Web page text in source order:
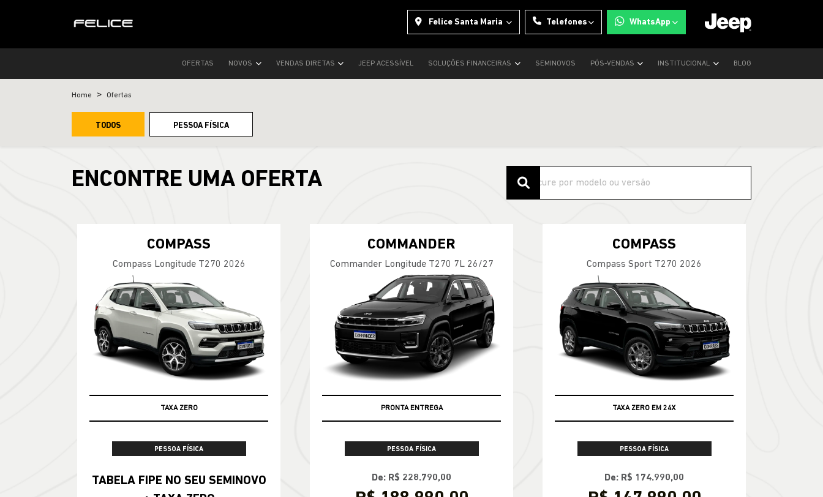
Felice Santa Maria Telefones WhatsApp
OFERTAS NOVOS VENDAS DIRETAS JEEP ACESSÍVEL SOLUÇÕES FINANCEIRAS SEMINOVOS PÓS-VENDAS INSTITUCIONAL BLOG
Home Ofertas
TODOS PESSOA FÍSICA
ENCONTRE UMA OFERTA
COMPASS
Compass Longitude T270 2026
TAXA ZERO
PESSOA FÍSICA
TABELA FIPE NO SEU SEMINOVO
COMMANDER
Commander Longitude T270 7L 26/27
PRONTA ENTREGA
PESSOA FÍSICA
De: R$ 228.790,00
COMPASS
Compass Sport T270 2026
TAXA ZERO EM 24X
PESSOA FÍSICA
De: R$ 174.990,00